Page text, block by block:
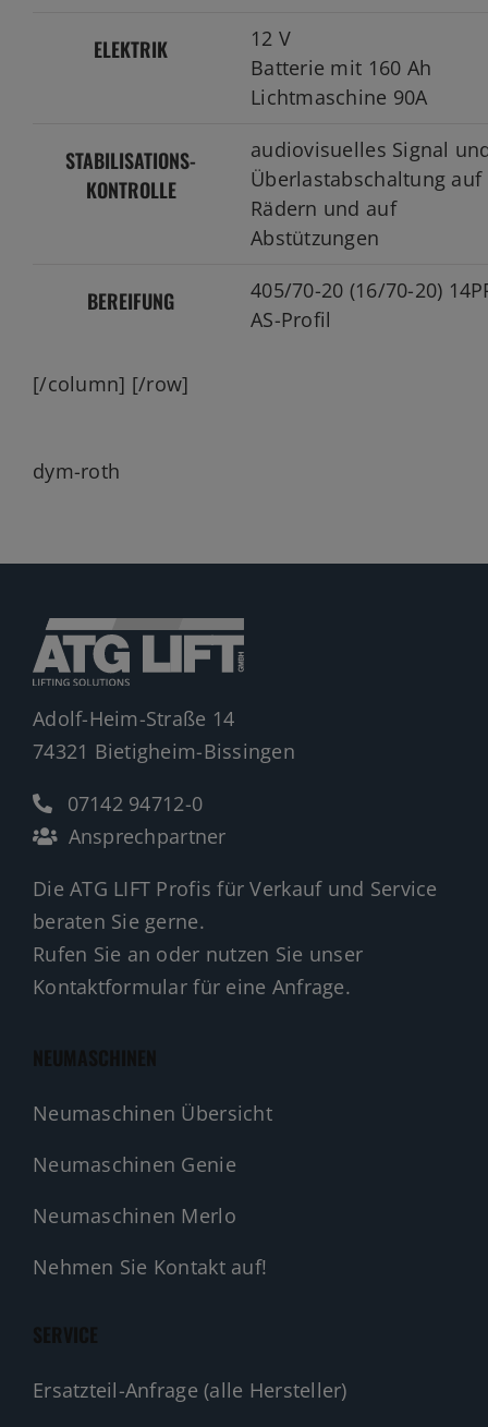
ELEKTRIK
12 V
Batterie mit 160 Ah
Lichtmaschine 90A
STABILISATIONS-
KONTROLLE
audiovisuelles Signal
Überlastabschaltung auf
Rädern und auf
Abstützungen
BEREIFUNG
405/70-20 (16/70-20)
AS-Profil
[/column] [/row]
dym-roth
Adolf-Heim-Straße 14
74321 Bietigheim-Bissingen
07142 94712-0
Ansprechpartner
Die ATG LIFT Profis für Verkauf und Service
beraten Sie gerne.
Rufen Sie an oder nutzen Sie unser
Kontaktformular für eine Anfrage.
NEUMASCHINEN
Neumaschinen Übersicht
Neumaschinen Genie
Neumaschinen Merlo
Nehmen Sie Kontakt auf!
SERVICE
Ersatzteil-Anfrage (alle Hersteller)